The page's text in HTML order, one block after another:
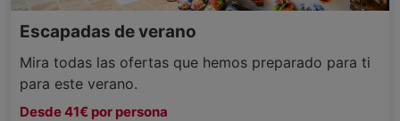
Escapadas de verano
Mira todas las ofertas que hemos preparado para ti
para este verano.
Desde 41€ por persona